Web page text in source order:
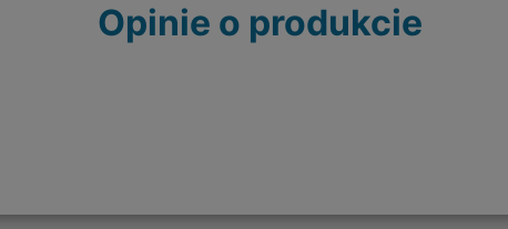
Opinie o produkcie